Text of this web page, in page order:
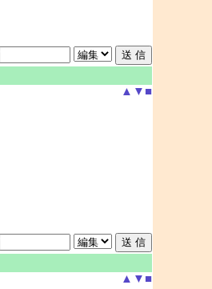
▲ ▼ ■
▲ ▼ ■